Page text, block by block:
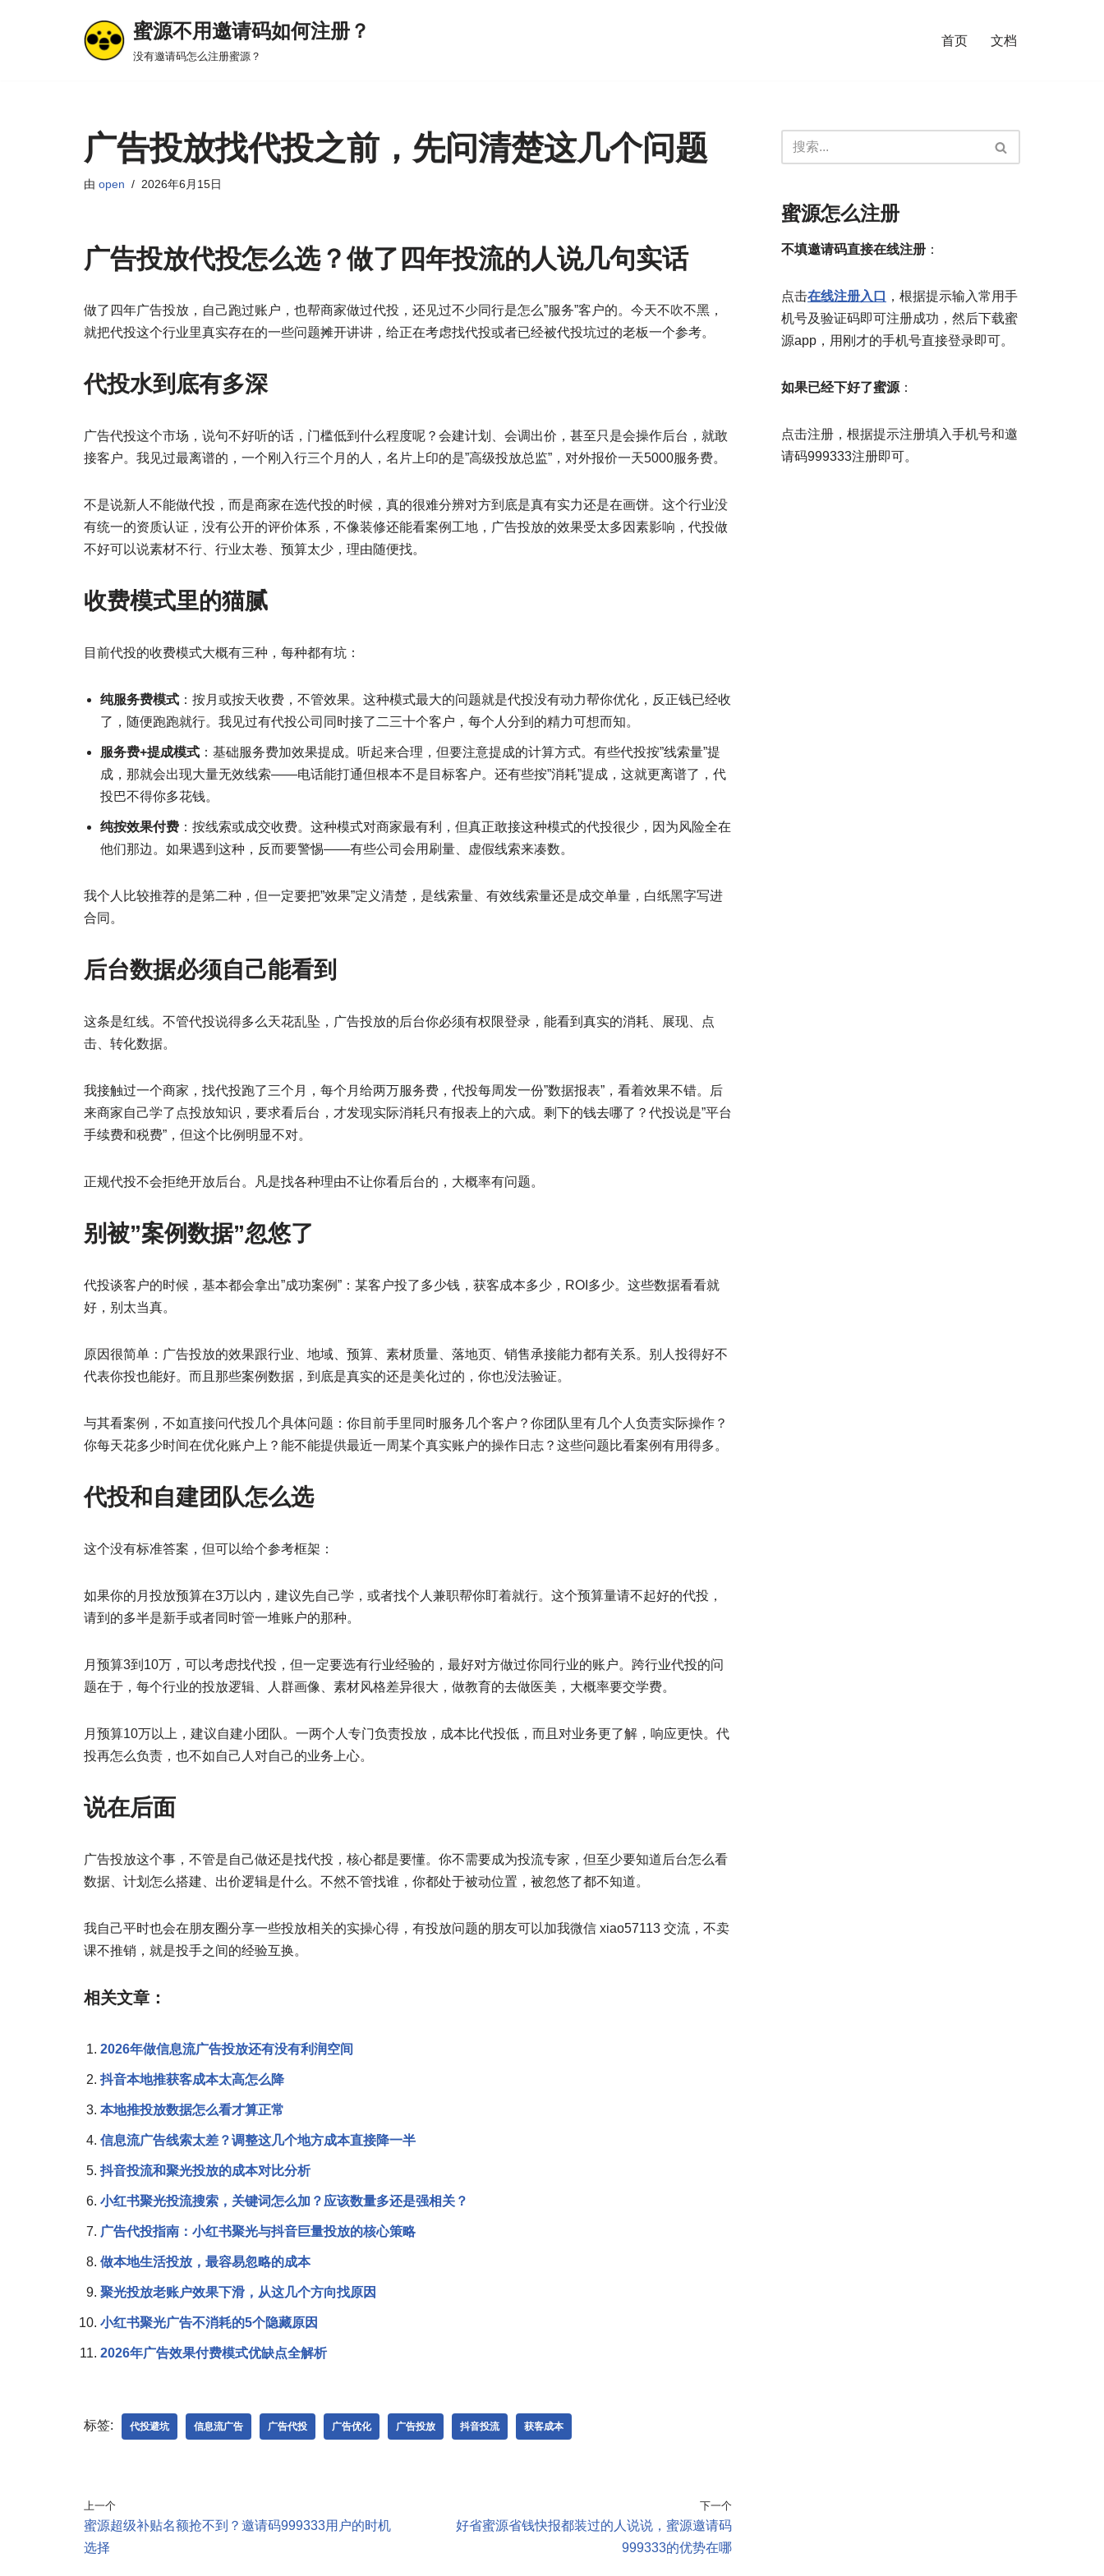
蜜源不用邀请码如何注册？
没有邀请码怎么注册蜜源？
首页 文档
广告投放找代投之前，先问清楚这几个问题
由 open 2026年6月15日
广告投放代投怎么选？做了四年投流的人说几句实话
做了四年广告投放，自己跑过账户，也帮商家做过代投，还见过不少同行是怎么”服务”客户的。今天不吹不黑，
就把代投这个行业里真实存在的一些问题摊开讲讲，给正在考虑找代投或者已经被代投坑过的老板一个参考。
代投水到底有多深
广告代投这个市场，说句不好听的话，门槛低到什么程度呢？会建计划、会调出价，甚至只是会操作后台，就敢
接客户。我见过最离谱的，一个刚入行三个月的人，名片上印的是”高级投放总监”，对外报价一天5000服务费。
不是说新人不能做代投，而是商家在选代投的时候，真的很难分辨对方到底是真有实力还是在画饼。这个行业没
有统一的资质认证，没有公开的评价体系，不像装修还能看案例工地，广告投放的效果受太多因素影响，代投做
不好可以说素材不行、行业太卷、预算太少，理由随便找。
收费模式里的猫腻
目前代投的收费模式大概有三种，每种都有坑：
纯服务费模式 ：按月或按天收费，不管效果。这种模式最大的问题就是代投没有动力帮你优化，反正钱已经收
了，随便跑跑就行。我见过有代投公司同时接了二三十个客户，每个人分到的精力可想而知。
服务费+提成模式 ：基础服务费加效果提成。听起来合理，但要注意提成的计算方式。有些代投按”线索量”提
成，那就会出现大量无效线索——电话能打通但根本不是目标客户。还有些按”消耗”提成，这就更离谱了，代
投巴不得你多花钱。
纯按效果付费 ：按线索或成交收费。这种模式对商家最有利，但真正敢接这种模式的代投很少，因为风险全在
他们那边。如果遇到这种，反而要警惕——有些公司会用刷量、虚假线索来凑数。
我个人比较推荐的是第二种，但一定要把”效果”定义清楚，是线索量、有效线索量还是成交单量，白纸黑字写进
合同。
后台数据必须自己能看到
这条是红线。不管代投说得多么天花乱坠，广告投放的后台你必须有权限登录，能看到真实的消耗、展现、点
击、转化数据。
我接触过一个商家，找代投跑了三个月，每个月给两万服务费，代投每周发一份”数据报表”，看着效果不错。后
来商家自己学了点投放知识，要求看后台，才发现实际消耗只有报表上的六成。剩下的钱去哪了？代投说是”平台
手续费和税费”，但这个比例明显不对。
正规代投不会拒绝开放后台。凡是找各种理由不让你看后台的，大概率有问题。
别被”案例数据”忽悠了
代投谈客户的时候，基本都会拿出”成功案例”：某客户投了多少钱，获客成本多少，ROI多少。这些数据看看就
好，别太当真。
原因很简单：广告投放的效果跟行业、地域、预算、素材质量、落地页、销售承接能力都有关系。别人投得好不
代表你投也能好。而且那些案例数据，到底是真实的还是美化过的，你也没法验证。
与其看案例，不如直接问代投几个具体问题：你目前手里同时服务几个客户？你团队里有几个人负责实际操作？
你每天花多少时间在优化账户上？能不能提供最近一周某个真实账户的操作日志？这些问题比看案例有用得多。
代投和自建团队怎么选
这个没有标准答案，但可以给个参考框架：
如果你的月投放预算在3万以内，建议先自己学，或者找个人兼职帮你盯着就行。这个预算量请不起好的代投，
请到的多半是新手或者同时管一堆账户的那种。
月预算3到10万，可以考虑找代投，但一定要选有行业经验的，最好对方做过你同行业的账户。跨行业代投的问
题在于，每个行业的投放逻辑、人群画像、素材风格差异很大，做教育的去做医美，大概率要交学费。
月预算10万以上，建议自建小团队。一两个人专门负责投放，成本比代投低，而且对业务更了解，响应更快。代
投再怎么负责，也不如自己人对自己的业务上心。
说在后面
广告投放这个事，不管是自己做还是找代投，核心都是要懂。你不需要成为投流专家，但至少要知道后台怎么看
数据、计划怎么搭建、出价逻辑是什么。不然不管找谁，你都处于被动位置，被忽悠了都不知道。
我自己平时也会在朋友圈分享一些投放相关的实操心得，有投放问题的朋友可以加我微信 xiao57113 交流，不卖
课不推销，就是投手之间的经验互换。
相关文章：
2026年做信息流广告投放还有没有利润空间
抖音本地推获客成本太高怎么降
本地推投放数据怎么看才算正常
信息流广告线索太差？调整这几个地方成本直接降一半
抖音投流和聚光投放的成本对比分析
小红书聚光投流搜索，关键词怎么加？应该数量多还是强相关？
广告代投指南：小红书聚光与抖音巨量投放的核心策略
做本地生活投放，最容易忽略的成本
聚光投放老账户效果下滑，从这几个方向找原因
小红书聚光广告不消耗的5个隐藏原因
2026年广告效果付费模式优缺点全解析
标签: 代投避坑 信息流广告 广告代投 广告优化 广告投放 抖音投流 获客成本
上一个
蜜源超级补贴名额抢不到？邀请码999333用户的时机
选择
下一个
好省蜜源省钱快报都装过的人说说，蜜源邀请码
999333的优势在哪
蜜源怎么注册
不填邀请码直接在线注册 ：
点击在线注册入口
，根据提示输入常用手
机号及验证码即可注册成功，然后下载蜜
源app，用刚才的手机号直接登录即可。
如果已经下好了蜜源 ：
点击注册，根据提示注册填入手机号和邀
请码999333注册即可。